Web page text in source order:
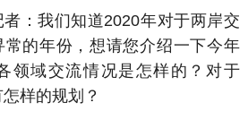
我们知道2020年对于两岸交
的年份，想请您介绍一下今年
领域交流情况是怎样的？对于
样的规划？